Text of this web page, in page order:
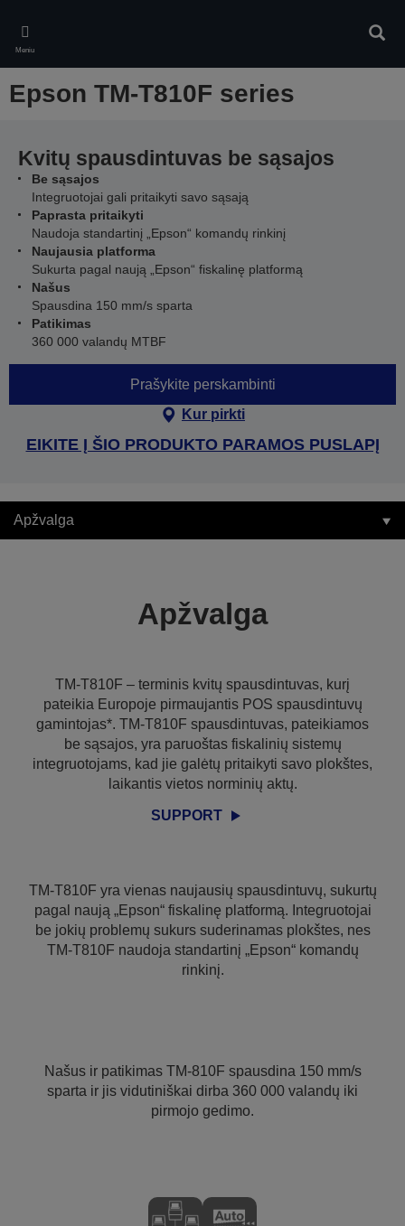
main
content
Meniu
Epson TM-T810F series
Kvitų spausdintuvas be sąsajos
Be sąsajos
Integruotojai gali pritaikyti savo sąsają
Paprasta pritaikyti
Naudoja standartinį „Epson“ komandų rinkinį
Naujausia platforma
Sukurta pagal naują „Epson“ fiskalinę platformą
Našus
Spausdina 150 mm/s sparta
Patikimas
360 000 valandų MTBF
Prašykite perskambinti
Kur pirkti
EIKITE Į ŠIO PRODUKTO PARAMOS PUSLAPĮ
Apžvalga
Apžvalga
TM-T810F – terminis kvitų spausdintuvas, kurį
pateikia Europoje pirmaujantis POS spausdintuvų
gamintojas*. TM-T810F spausdintuvas, pateikiamos
be sąsajos, yra paruoštas fiskalinių sistemų
integruotojams, kad jie galėtų pritaikyti savo plokštes,
laikantis vietos norminių aktų.
SUPPORT
TM-T810F yra vienas naujausių spausdintuvų, sukurtų
pagal naują „Epson“ fiskalinę platformą. Integruotojai
be jokių problemų sukurs suderinamas plokštes, nes
TM-T810F naudoja standartinį „Epson“ komandų
rinkinį.
Našus ir patikimas TM-810F spausdina 150 mm/s
sparta ir jis vidutiniškai dirba 360 000 valandų iki
pirmojo gedimo.